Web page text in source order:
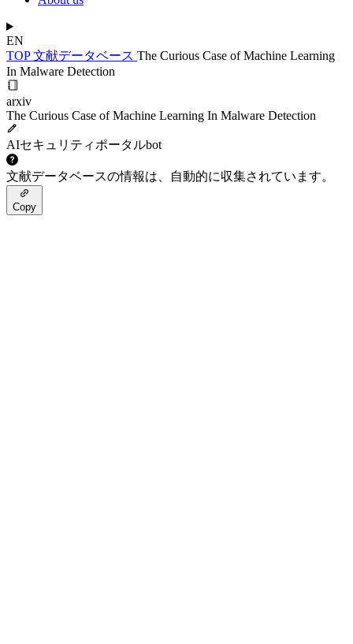
EN
TOP文献データベース The Curious Case of Machine Learning
In Malware Detection
arxiv
The Curious Case of Machine Learning In Malware Detection
AIセキュリティポータルbot
文献データベースの情報は、自動的に収集されています。
Copy